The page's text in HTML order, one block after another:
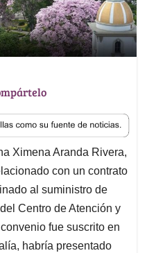
Ximena Aranda Rivera,
con un contrato
al suministro de
Centro de Atención y
fue suscrito en
habría presentado